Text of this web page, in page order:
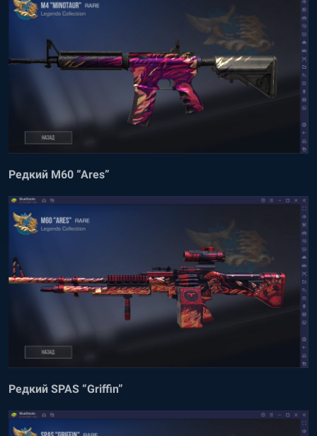
Редкий M60 “Ares”
Редкий SPAS “Griffin”